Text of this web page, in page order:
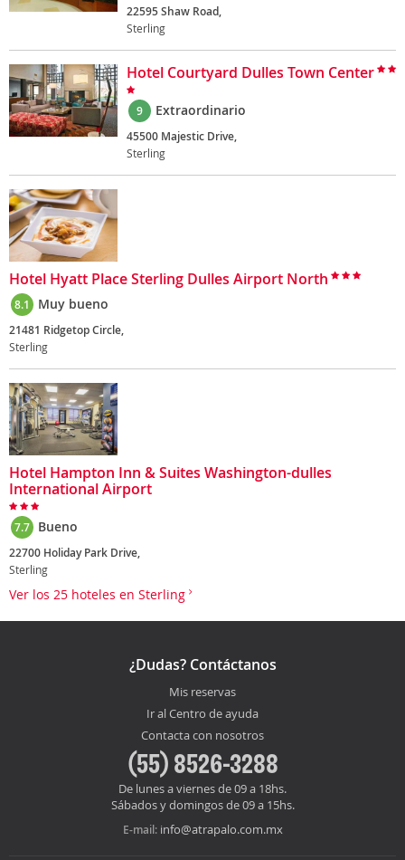
22595 Shaw Road,
Sterling
Hotel Courtyard Dulles Town Center
9 Extraordinario
45500 Majestic Drive,
Sterling
Hotel Hyatt Place Sterling Dulles Airport North
8.1 Muy bueno
21481 Ridgetop Circle,
Sterling
Hotel Hampton Inn & Suites Washington-dulles
International Airport
7.7 Bueno
22700 Holiday Park Drive,
Sterling
Ver los 25 hoteles en Sterling
¿Dudas? Contáctanos
Mis reservas
Ir al Centro de ayuda
Contacta con nosotros
(55) 8526-3288
De lunes a viernes de 09 a 18hs.
Sábados y domingos de 09 a 15hs.
E-mail: info@atrapalo.com.mx